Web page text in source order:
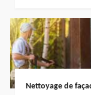
Nettoyage de